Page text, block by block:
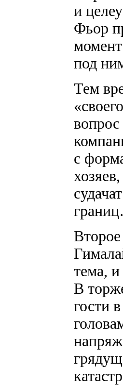
и
Фьор
под
Тем
с
тема,
В
гости